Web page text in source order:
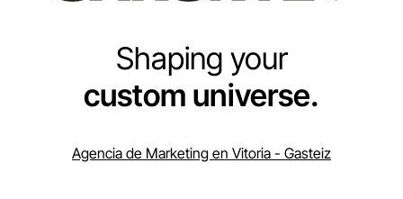
Shaping your
custom universe.
Agencia de Marketing en Vitoria - Gasteiz